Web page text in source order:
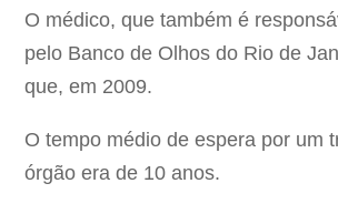
O médico, que também é
pelo Banco de Olhos do Rio de
que, em 2009.
O tempo médio de espera por um
órgão era de 10 anos.